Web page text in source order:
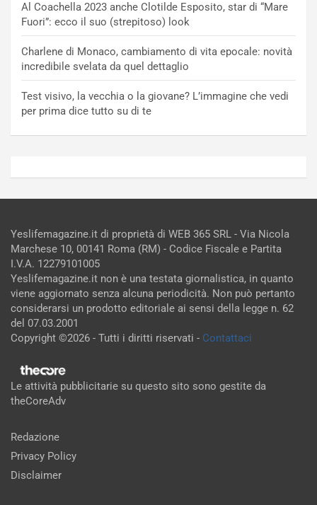
Al Coachella 2023 anche Clotilde Esposito, star di “Mare
Fuori”: ecco il suo (strepitoso) look
Charlene di Monaco, cambiamento di vita epocale: novità
incredibile svelata da quel dettaglio
Test visivo, la vecchia o la giovane? L’immagine che vedi
per prima dice tutto su di te
Yeslifemagazine.it di proprietà di WEB 365 SRL - Via Nicola
Marchese 10, 00141 Roma (RM) - Codice Fiscale e Partita
I.V.A. 12279101005
Yeslifemagazine.it non è una testata giornalistica, in quanto
viene aggiornato senza alcuna periodicità. Non può pertanto
considerarsi un prodotto editoriale ai sensi della legge n. 62
del 07.03.2001
Copyright ©2026 - Tutti i diritti riservati - Contattaci
Le attività pubblicitarie su questo sito sono gestite da
theCoreAdv
Redazione
Privacy Policy
Disclaimer